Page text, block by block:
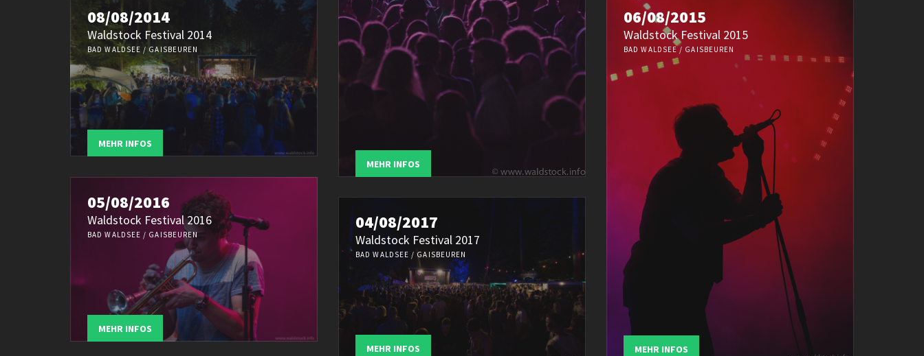
MEHR INFOS
08/08/2014
Waldstock Festival 2014
BAD WALDSEE / GAISBEUREN
MEHR INFOS
06/08/2015
Waldstock Festival 2015
BAD WALDSEE / GAISBEUREN
MEHR INFOS
05/08/2016
Waldstock Festival 2016
BAD WALDSEE / GAISBEUREN
MEHR INFOS
04/08/2017
Waldstock Festival 2017
BAD WALDSEE / GAISBEUREN
MEHR INFOS